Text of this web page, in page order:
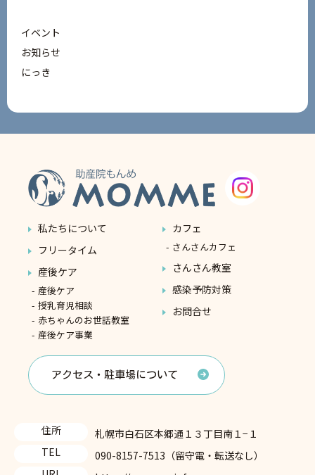
イベント
お知らせ
にっき
私たちについて
フリータイム
産後ケア
産後ケア
授乳育児相談
赤ちゃんのお世話教室
産後ケア事業
カフェ
さんさんカフェ
さんさん教室
感染予防対策
お問合せ
アクセス・駐車場について
住所
札幌市白石区本郷通１３丁目南１−１
TEL
090-8157-7513（留守電・転送なし）